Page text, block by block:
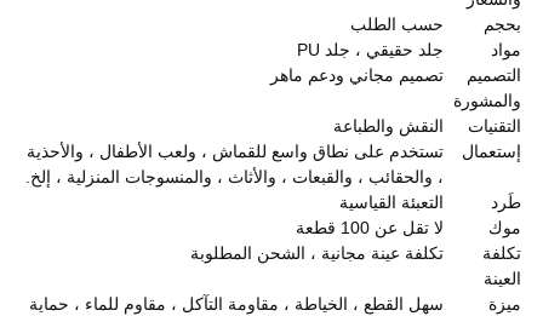
بحجم
حسب الطلب
مواد
جلد حقيقي ، جلد PU
التصميم
والمشورة
تصميم مجاني ودعم ماهر
التقنيات
النقش والطباعة
إستعمال
تستخدم على نطاق واسع للقماش ، ولعب الأطفال ، والأحذية
، والحقائب ، والقبعات ، والأثاث ، والمنسوجات المنزلية ، إلخ.
طَرد
التعبئة القياسية
موك
لا تقل عن 100 قطعة
تكلفة
العينة
تكلفة عينة مجانية ، الشحن المطلوبة
ميزة
سهل القطع ، الخياطة ، مقاومة التآكل ، مقاوم للماء ، حماية